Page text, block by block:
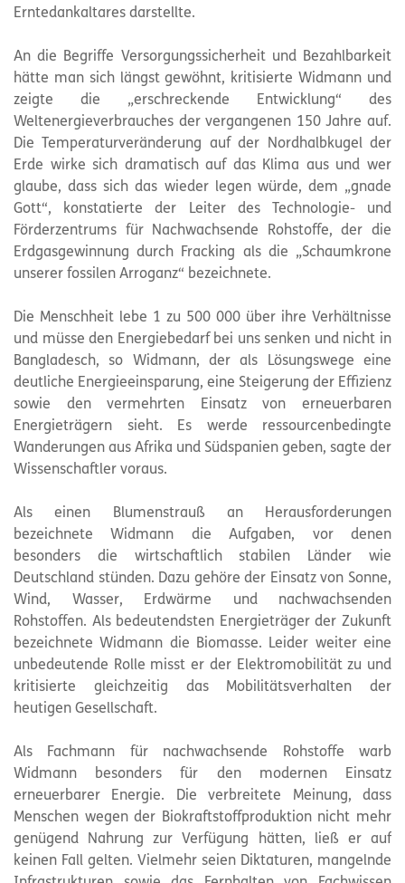
Erntedankaltares darstellte.
An die Begriffe Versorgungssicherheit und Bezahlbarkeit
hätte man sich längst gewöhnt, kritisierte Widmann und
zeigte die „erschreckende Entwicklung“ des
Weltenergieverbrauches der vergangenen 150 Jahre auf.
Die Temperaturveränderung auf der Nordhalbkugel der
Erde wirke sich dramatisch auf das Klima aus und wer
glaube, dass sich das wieder legen würde, dem „gnade
Gott“, konstatierte der Leiter des Technologie- und
Förderzentrums für Nachwachsende Rohstoffe, der die
Erdgasgewinnung durch Fracking als die „Schaumkrone
unserer fossilen Arroganz“ bezeichnete.
Die Menschheit lebe 1 zu 500 000 über ihre Verhältnisse
und müsse den Energiebedarf bei uns senken und nicht in
Bangladesch, so Widmann, der als Lösungswege eine
deutliche Energieeinsparung, eine Steigerung der Effizienz
sowie den vermehrten Einsatz von erneuerbaren
Energieträgern sieht. Es werde ressourcenbedingte
Wanderungen aus Afrika und Südspanien geben, sagte der
Wissenschaftler voraus.
Als einen Blumenstrauß an Herausforderungen
bezeichnete Widmann die Aufgaben, vor denen
besonders die wirtschaftlich stabilen Länder wie
Deutschland stünden. Dazu gehöre der Einsatz von Sonne,
Wind, Wasser, Erdwärme und nachwachsenden
Rohstoffen. Als bedeutendsten Energieträger der Zukunft
bezeichnete Widmann die Biomasse. Leider weiter eine
unbedeutende Rolle misst er der Elektromobilität zu und
kritisierte gleichzeitig das Mobilitätsverhalten der
heutigen Gesellschaft.
Als Fachmann für nachwachsende Rohstoffe warb
Widmann besonders für den modernen Einsatz
erneuerbarer Energie. Die verbreitete Meinung, dass
Menschen wegen der Biokraftstoffproduktion nicht mehr
genügend Nahrung zur Verfügung hätten, ließ er auf
keinen Fall gelten. Vielmehr seien Diktaturen, mangelnde